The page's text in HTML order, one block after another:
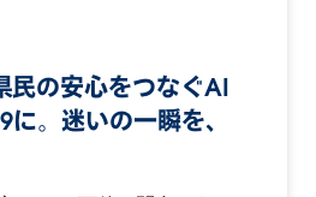
民の安心をつなぐAI
。迷いの一瞬を、